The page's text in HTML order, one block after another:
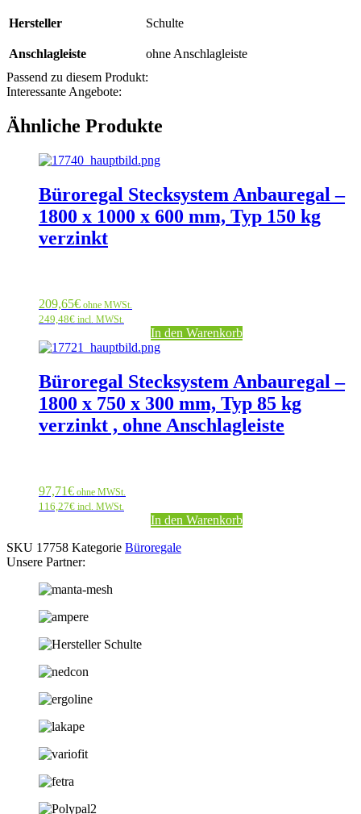
Hersteller Schulte
Anschlagleiste
ohne Anschlagleiste
Passend zu diesem Produkt:
Interessante Angebote:
Ähnliche Produkte
Büroregal Stecksystem Anbauregal –
1800 x 1000 x 600 mm, Typ 150 kg
verzinkt
209,65€ ohne MWSt.
249,48€ incl. MWSt.
In den Warenkorb
Büroregal Stecksystem Anbauregal –
1800 x 750 x 300 mm, Typ 85 kg
verzinkt , ohne Anschlagleiste
97,71€ ohne MWSt.
116,27€ incl. MWSt.
In den Warenkorb
SKU 17758 Kategorie Büroregale
Unsere Partner: